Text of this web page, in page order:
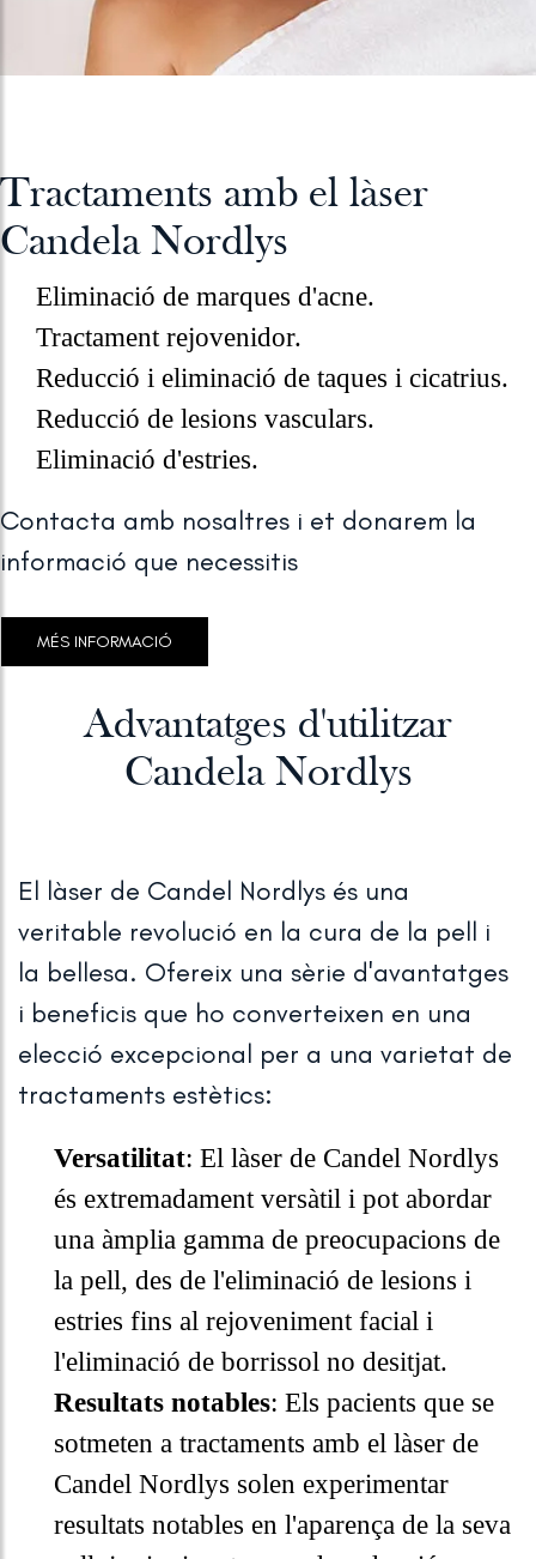
Tractaments amb el làser
Candela Nordlys
Eliminació de marques d'acne.
Tractament rejovenidor.
Reducció i eliminació de taques i cicatrius.
Reducció de lesions vasculars.
Eliminació d'estries.
Contacta amb nosaltres i et donarem la
informació que necessitis
MÉS INFORMACIÓ
Advantatges d'utilitzar
Candela Nordlys
El làser de Candel Nordlys és una
veritable revolució en la cura de la pell i
la bellesa. Ofereix una sèrie d'avantatges
i beneficis que ho converteixen en una
elecció excepcional per a una varietat de
tractaments estètics:
Versatilitat: El làser de Candel Nordlys
és extremadament versàtil i pot abordar
una àmplia gamma de preocupacions de
la pell, des de l'eliminació de lesions i
estries fins al rejoveniment facial i
l'eliminació de borrissol no desitjat.
Resultats notables: Els pacients que se
sotmeten a tractaments amb el làser de
Candel Nordlys solen experimentar
resultats notables en l'aparença de la seva